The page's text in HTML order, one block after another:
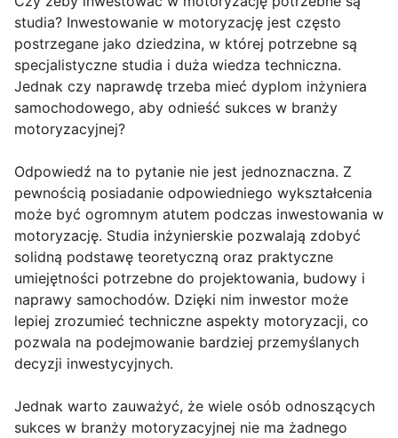
studia? Inwestowanie w motoryzację jest często
postrzegane jako dziedzina, w której potrzebne są
specjalistyczne studia i duża wiedza techniczna.
Jednak czy naprawdę trzeba mieć dyplom inżyniera
samochodowego, aby odnieść sukces w branży
motoryzacyjnej?
Odpowiedź na to pytanie nie jest jednoznaczna. Z
pewnością posiadanie odpowiedniego wykształcenia
może być ogromnym atutem podczas inwestowania w
motoryzację. Studia inżynierskie pozwalają zdobyć
solidną podstawę teoretyczną oraz praktyczne
umiejętności potrzebne do projektowania, budowy i
naprawy samochodów. Dzięki nim inwestor może
lepiej zrozumieć techniczne aspekty motoryzacji, co
pozwala na podejmowanie bardziej przemyślanych
decyzji inwestycyjnych.
Jednak warto zauważyć, że wiele osób odnoszących
sukces w branży motoryzacyjnej nie ma żadnego